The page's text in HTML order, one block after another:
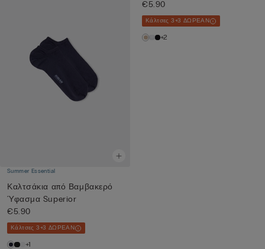
Summer Essential
Καλτσάκια από Βαμβακερό
Ύφασμα Superior
€5.90
Κάλτσες 3+3 ΔΩΡΕΑΝ
+1
€5.90
Κάλτσες 3+3 ΔΩΡΕΑΝ
+2